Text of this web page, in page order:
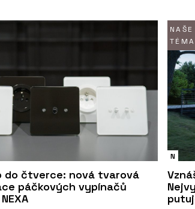
do čtverce: nová tvarová
páčkových vypínačů
NAŠE
TÉMA
N